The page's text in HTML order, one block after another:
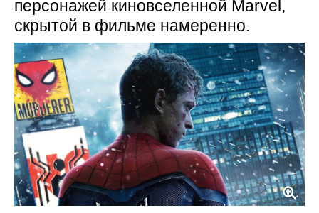
персонажей киновселенной Marvel,
скрытой в фильме намеренно.